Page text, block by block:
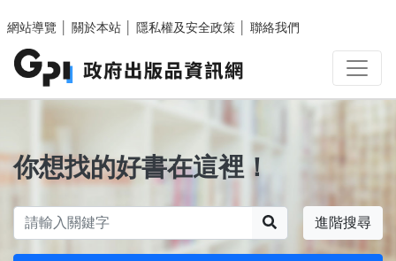
網站導覽
關於本站 隱私權及安全政策 聯絡我們
你想找的好書在這裡！
進階搜尋